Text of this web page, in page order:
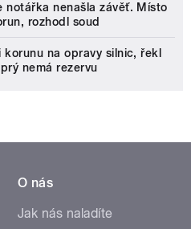
notářka nenašla závěť. Místo
rozhodl soud
na opravy silnic, řekl
nemá rezervu
O nás
Jak nás naladíte